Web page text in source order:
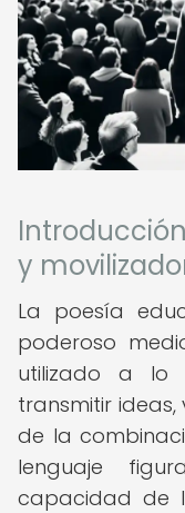
y
La poesía
poderoso
utilizado a lo
transmitir ideas,
de la
lenguaje
capacidad de